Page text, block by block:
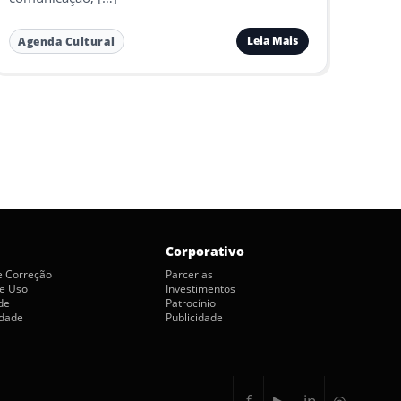
Agenda Cultural Leia Mais
Correção
Uso
Corporativo
Parcerias
Investimentos
Patrocínio
Publicidade